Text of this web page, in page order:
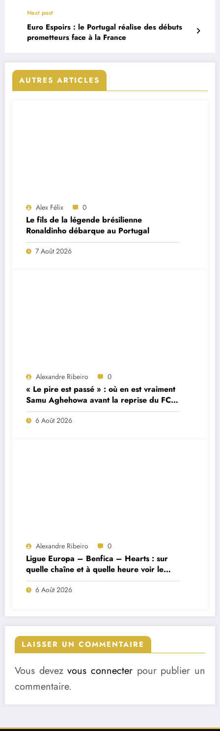
Next post
Euro Espoirs : le Portugal réalise des débuts
prometteurs face à la France
AUTRES ARTICLES
Alex Félix 0
Le fils de la légende brésilienne
Ronaldinho débarque au Portugal
7 Août 2026
Alexandre Ribeiro 0
« Le pire est passé » : où en est vraiment
Samu Aghehowa avant la reprise du FC
Porto ?
6 Août 2026
Alexandre Ribeiro 0
Ligue Europa – Benfica – Hearts : sur
quelle chaîne et à quelle heure voir le
match ?
6 Août 2026
LAISSER UN COMMENTAIRE
Vous devezvous connecter pour publier un
commentaire.